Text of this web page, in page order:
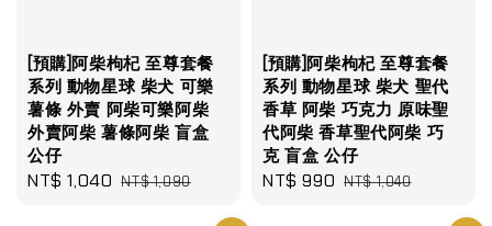
[預購]阿柴枸杞 至尊套餐
系列 動物星球 柴犬 可樂
薯條 外賣 阿柴可樂阿柴
外賣阿柴 薯條阿柴 盲盒
公仔
Sale
NT$ 1,040 Regular
NT$ 1,090
[預購]阿柴枸杞 至尊套餐
系列 動物星球 柴犬 聖代
香草 阿柴 巧克力 原味聖
代阿柴 香草聖代阿柴 巧
克 盲盒 公仔
Sale
NT$ 990 Regular
NT$ 1,040